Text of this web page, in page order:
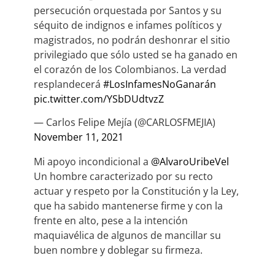
persecución orquestada por Santos y su
séquito de indignos e infames políticos y
magistrados, no podrán deshonrar el sitio
privilegiado que sólo usted se ha ganado en
el corazón de los Colombianos. La verdad
resplandecerá #LosInfamesNoGanarán
pic.twitter.com/YSbDUdtvzZ
— Carlos Felipe Mejía (@CARLOSFMEJIA)
November 11, 2021
Mi apoyo incondicional a @AlvaroUribeVel
Un hombre caracterizado por su recto
actuar y respeto por la Constitución y la Ley,
que ha sabido mantenerse firme y con la
frente en alto, pese a la intención
maquiavélica de algunos de mancillar su
buen nombre y doblegar su firmeza.